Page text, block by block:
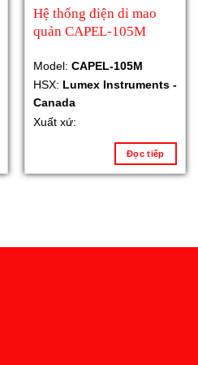
Hệ thống điện di mao
quản CAPEL-105M
Model: CAPEL-105M
HSX: Lumex Instruments -
Canada
Xuất xứ:
Đọc tiếp